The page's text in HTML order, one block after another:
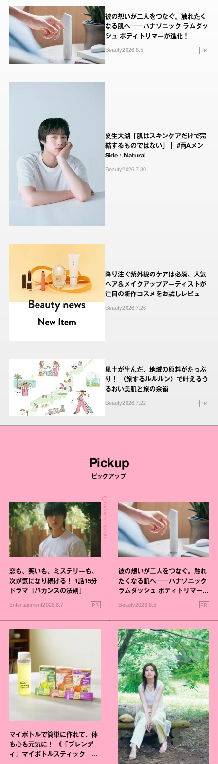
彼の想いが二人をつなぐ。触れたく
なる肌へ──パナソニック ラムダッ
シュ ボディトリマーが進化！
Beauty2026.8.5 PR
夏生大湖「肌はスキンケアだけで完
結するものではない」｜ #両Aメン
Side : Natural
Beauty2026.7.30
降り注ぐ紫外線のケアは必須。人気
ヘア＆メイクアップアーティストが
注目の新作コスメをお試しレビュー
Beauty2026.7.26
風土が生んだ、地域の原料がたっぷ
り！ 〈旅するルルルン〉で叶えるう
るおい美肌と旅の余韻
Beauty2026.7.22 PR
Pickup
ピックアップ
Today's Update
恋も、笑いも、ミステリーも。
次が気になり続ける！ 1話15分
ドラマ『バカンスの法則』
Entertainment2026.8.7 PR
彼の想いが二人をつなぐ。触れ
たくなる肌へ──パナソニック
ラムダッシュ ボディトリマーが
Beauty2026.8.5 PR
マイボトルで簡単に作れて、体
も心も元気に！ 《「ブレンデ
ィ」マイボトルスティック い